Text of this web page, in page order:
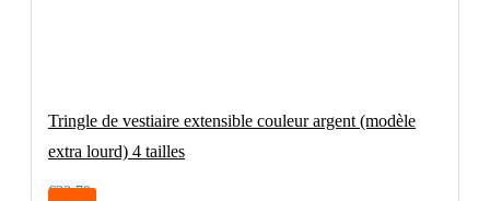
Tringle de vestiaire extensible couleur argent (modèle
extra lourd) 4 tailles
€32.70